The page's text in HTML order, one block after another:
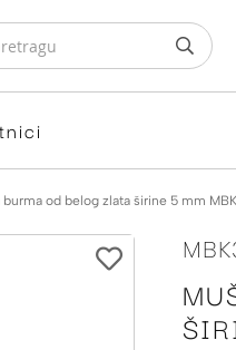
burma od belog zlata širine 5 mm